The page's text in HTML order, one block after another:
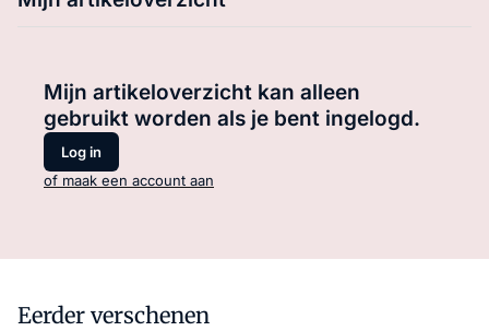
Mijn artikeloverzicht kan alleen
gebruikt worden als je bent ingelogd.
Log in
of maak een account aan
Eerder verschenen